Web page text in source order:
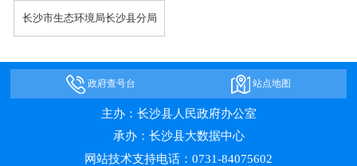
长沙市生态环境局长沙县分局
政府查号台 站点地图
主办：长沙县人民政府办公室
承办：长沙县大数据中心
网站技术支持电话：0731-84075602